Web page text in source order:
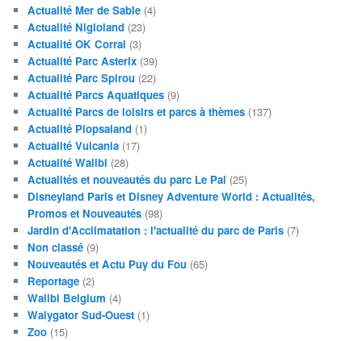
Actualité Mer de Sable (4)
Actualité Nigloland (23)
Actualité OK Corral (3)
Actualité Parc Asterix (39)
Actualité Parc Spirou (22)
Actualité Parcs Aquatiques (9)
Actualité Parcs de loisirs et parcs à thèmes (137)
Actualité Plopsaland (1)
Actualité Vulcania (17)
Actualité Walibi (28)
Actualités et nouveautés du parc Le Pal (25)
Disneyland Paris et Disney Adventure World : Actualités,
Promos et Nouveautés (98)
Jardin d'Acclimatation : l'actualité du parc de Paris (7)
Non classé (9)
Nouveautés et Actu Puy du Fou (65)
Reportage (2)
Walibi Belgium (4)
Walygator Sud-Ouest (1)
Zoo (15)